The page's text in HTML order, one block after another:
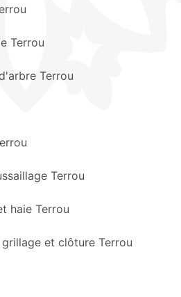
Terrou
Terrou
Terrou
haie Terrou
et clôture Terrou